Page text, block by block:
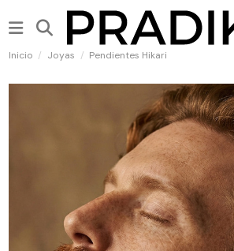
Inicio Joyas Pendientes Hikari